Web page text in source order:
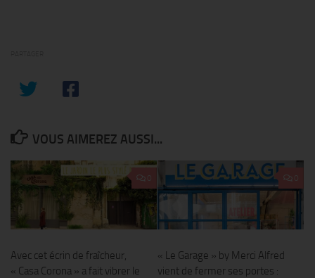
VOUS AIMEREZ AUSSI...
Avec cet écrin de fraîcheur,
« Casa Corona » a fait vibrer le
« Le Garage » by Merci Alfred
vient de fermer ses portes :